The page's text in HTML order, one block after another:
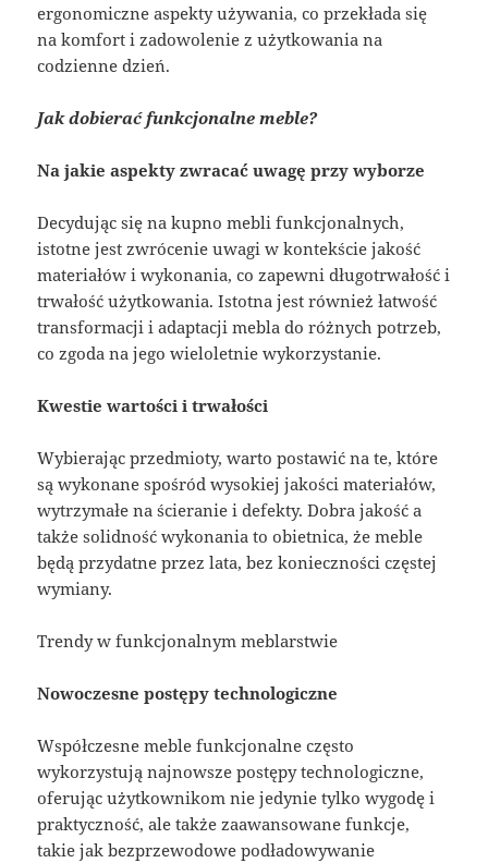
ergonomiczne aspekty używania, co przekłada się
na komfort i zadowolenie z użytkowania na
codzienne dzień.
Jak dobierać funkcjonalne meble?
Na jakie aspekty zwracać uwagę przy wyborze
Decydując się na kupno mebli funkcjonalnych,
istotne jest zwrócenie uwagi w kontekście jakość
materiałów i wykonania, co zapewni długotrwałość i
trwałość użytkowania. Istotna jest również łatwość
transformacji i adaptacji mebla do różnych potrzeb,
co zgoda na jego wieloletnie wykorzystanie.
Kwestie wartości i trwałości
Wybierając przedmioty, warto postawić na te, które
są wykonane spośród wysokiej jakości materiałów,
wytrzymałe na ścieranie i defekty. Dobra jakość a
także solidność wykonania to obietnica, że meble
będą przydatne przez lata, bez konieczności częstej
wymiany.
Trendy w funkcjonalnym meblarstwie
Nowoczesne postępy technologiczne
Współczesne meble funkcjonalne często
wykorzystują najnowsze postępy technologiczne,
oferując użytkownikom nie jedynie tylko wygodę i
praktyczność, ale także zaawansowane funkcje,
takie jak bezprzewodowe podładowywanie